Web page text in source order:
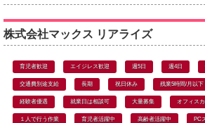
株式会社マックス リアライズ
育児者歓迎 エイジレス歓迎 週5日 週4日
交通費別途支給 長期 祝日休み 残業5時間/月以下
経験者優遇 就業日は相談可 大量募集 オフィス
１人で行う作業 育児者活躍中 高齢者活躍中 PC